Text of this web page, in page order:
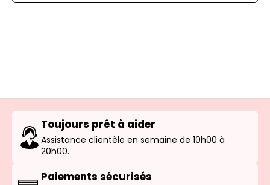
Toujours prêt à aider
Assistance clientèle en semaine de 10h00 à
20h00.
Paiements sécurisés